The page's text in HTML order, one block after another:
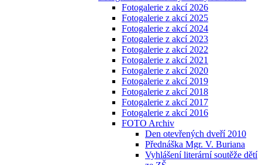
Fotogalerie z akcí 2026
Fotogalerie z akcí 2025
Fotogalerie z akcí 2024
Fotogalerie z akcí 2023
Fotogalerie z akcí 2022
Fotogalerie z akcí 2021
Fotogalerie z akcí 2020
Fotogalerie z akcí 2019
Fotogalerie z akcí 2018
Fotogalerie z akcí 2017
Fotogalerie z akcí 2016
FOTO Archiv
Den otevřených dveří 2010
Přednáška Mgr. V. Buriana
Vyhlášení literární soutěže dětí